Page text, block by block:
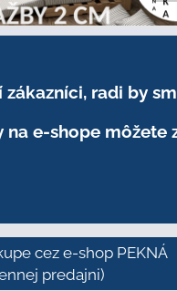
zákazníci, radi by
na e-shope môžete
cez e-shop PEKNÁ
predajni)